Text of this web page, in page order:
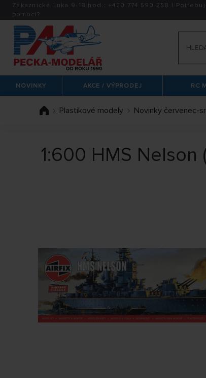
Zákaznická linka 9-18 hod.: +420 774 590 258 |
pomoci?
NOVINKY AKCE / VÝPRODEJ RC
Plastikové modely Novinky červenec-
1:600 HMS Nelson